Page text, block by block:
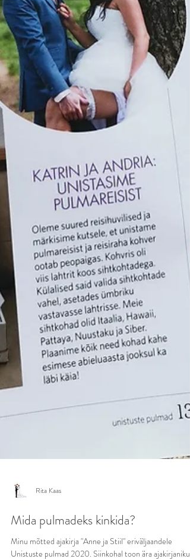
Rita Kaas
Mida pulmadeks kinkida?